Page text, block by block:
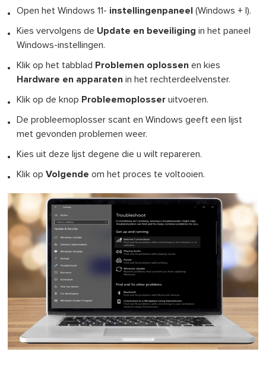
Open het Windows 11- instellingenpaneel (Windows + I).
Kies vervolgens de Update en beveiliging in het paneel
Windows-instellingen.
Klik op het tabblad Problemen oplossen en kies
Hardware en apparaten in het rechterdeelvenster.
Klik op de knop Probleemoplosser uitvoeren.
De probleemoplosser scant en Windows geeft een lijst
met gevonden problemen weer.
Kies uit deze lijst degene die u wilt repareren.
Klik opVolgende om het proces te voltooien.